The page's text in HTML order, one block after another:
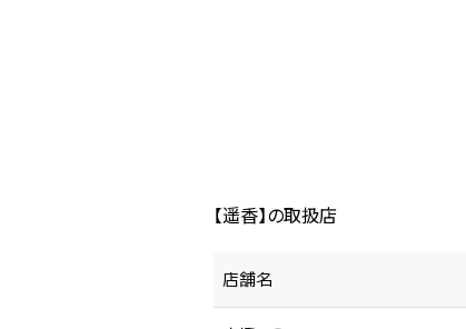
【遥香】の取扱店
店舗名